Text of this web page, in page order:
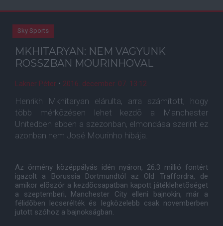
Sky Sports
MKHITARYAN: NEM VAGYUNK
ROSSZBAN MOURINHOVAL
Lakner Péter • 2016. december. 07. 13:12
Henrikh Mkhitaryan elárulta, arra számított, hogy
több mérkõzésen lehet kezdõ a Manchester
Unitedben ebben a szezonban, elmondása szerint ez
azonban nem José Mourinho hibája.
Az örmény középpályás idén nyáron, 26.3 millió fontért
igazolt a Borussia Dortmundtól az Old Traffordra, de
amikor elõször a kezdõcsapatban kapott játéklehetõséget
a szeptemberi, Manchester City elleni bajnokin, már a
félidõben lecserélték és legközelebb csak novemberben
jutott szóhoz a bajnokságban.